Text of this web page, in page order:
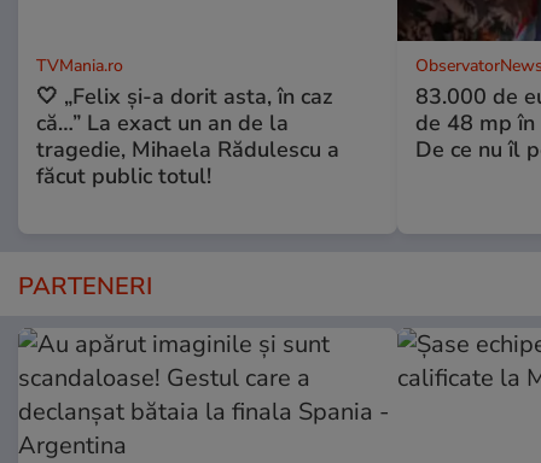
TVMania.ro
🤍 „Felix și-a dorit asta, în caz
că…” La exact un an de la
tragedie, Mihaela Rădulescu a
făcut public totul!
83.000 de
de 48 mp
De ce nu îl
PARTENERI